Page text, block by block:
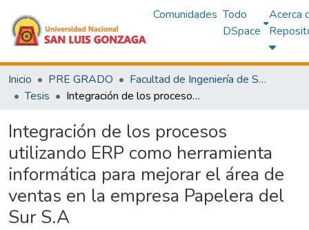
Comunidades Todo
DSpace
Acerca
Inicio PRE GRADO
Facultad de Ingeniería de Sistemas
Tesis
Integración de los procesos utilizando ERP como herramienta informática para mejorar el área de ventas en la empresa Papelera del Sur S.A
Integración de los procesos
utilizando ERP como herramienta
informática para mejorar el área de
ventas en la empresa Papelera del
Sur S.A